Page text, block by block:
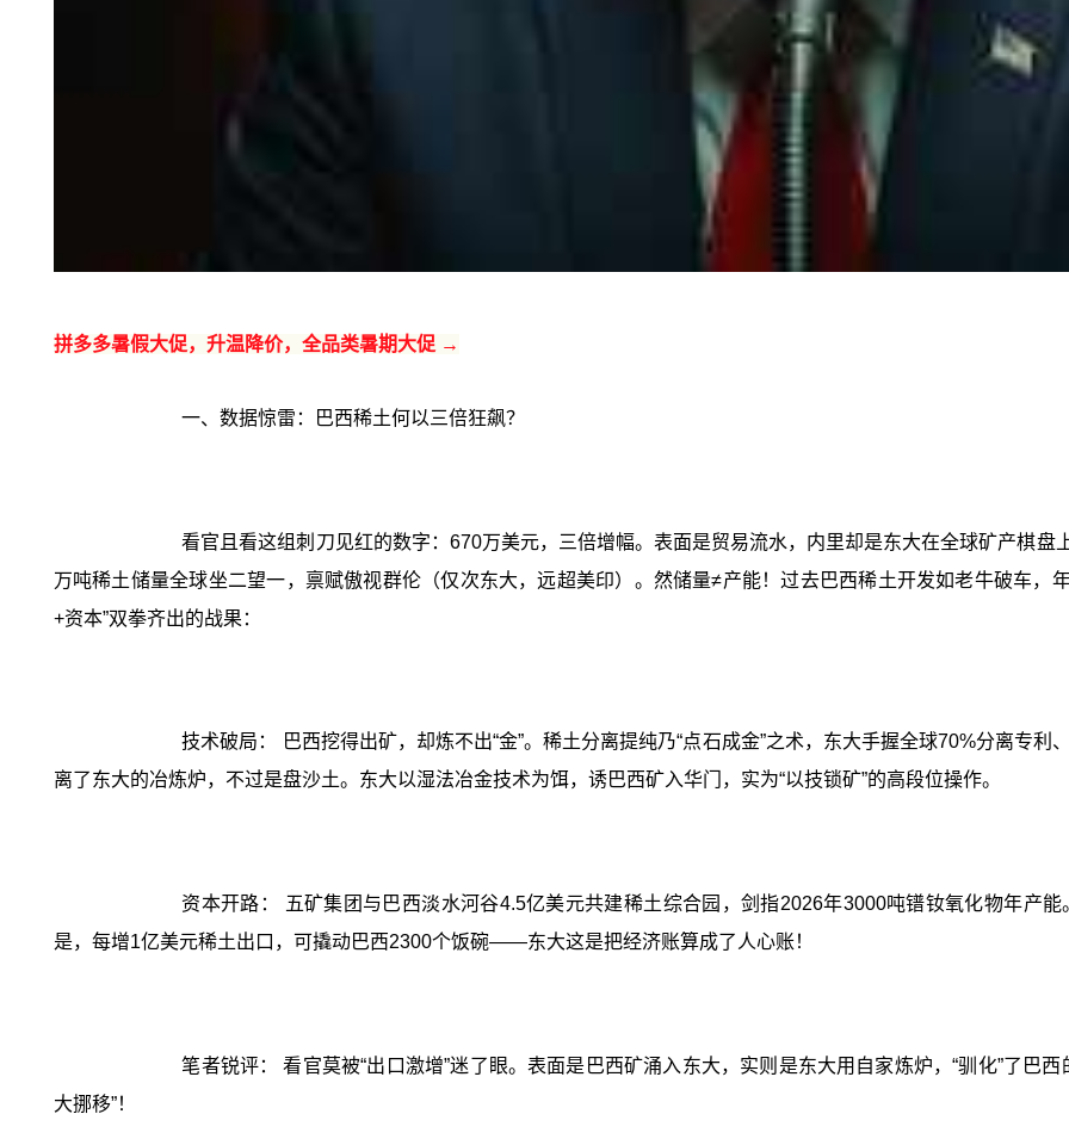
拼多多暑假大促，升温降价，全品类暑期大促 →
一、数据惊雷：巴西稀土何以三倍狂飙？
看官且看这组刺刀见红的数字：670万美元，三倍增幅。表面是贸易流水，内里却是东大在全球矿产棋盘
万吨稀土储量全球坐二望一，禀赋傲视群伦（仅次东大，远超美印）。然储量≠产能！过去巴西稀土开发如老牛破车，
+资本”双拳齐出的战果：
技术破局： 巴西挖得出矿，却炼不出“金”。稀土分离提纯乃“点石成金”之术，东大手握全球70%分离专
离了东大的冶炼炉，不过是盘沙土。东大以湿法冶金技术为饵，诱巴西矿入华门，实为“以技锁矿”的高段位操作。
资本开路： 五矿集团与巴西淡水河谷4.5亿美元共建稀土综合园，剑指2026年3000吨镨钕氧化物年产
是，每增1亿美元稀土出口，可撬动巴西2300个饭碗——东大这是把经济账算成了人心账！
笔者锐评： 看官莫被“出口激增”迷了眼。表面是巴西矿涌入东大，实则是东大用自家炼炉，“驯化”了巴
大挪移”！